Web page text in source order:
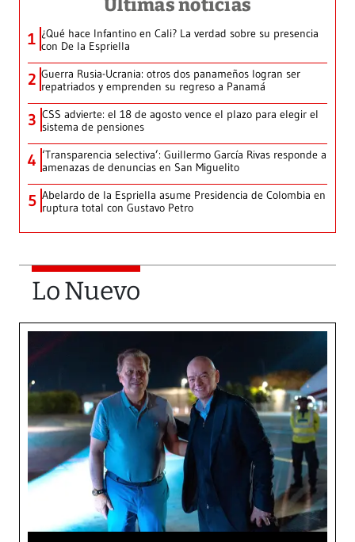
Últimas noticias
1 ¿Qué hace Infantino en Cali? La verdad sobre su presencia
con De la Espriella
2 Guerra Rusia-Ucrania: otros dos panameños logran ser
repatriados y emprenden su regreso a Panamá
3 CSS advierte: el 18 de agosto vence el plazo para elegir el
sistema de pensiones
4 ‘Transparencia selectiva’: Guillermo García Rivas responde a
amenazas de denuncias en San Miguelito
5 Abelardo de la Espriella asume Presidencia de Colombia en
ruptura total con Gustavo Petro
Lo Nuevo